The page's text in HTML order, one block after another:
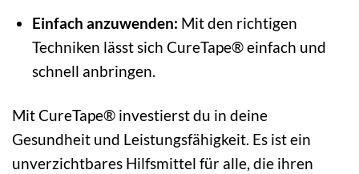
Einfach anzuwenden: Mit den richtigen
Techniken lässt sich CureTape® einfach und
schnell anbringen.
Mit CureTape® investierst du in deine
Gesundheit und Leistungsfähigkeit. Es ist ein
unverzichtbares Hilfsmittel für alle, die ihren